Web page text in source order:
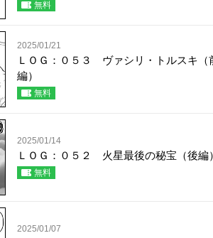
無料
2025/01/21
ＬＯＧ：０５３ ヴァシリ・トルスキ（
編）
無料
2025/01/14
ＬＯＧ：０５２ 火星最後の秘宝（後編
無料
2025/01/07